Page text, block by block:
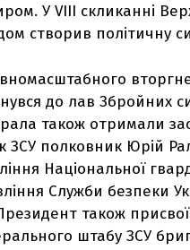
У VIII скликанні
створив політичну
до лав Збройних
також отримали
ЗСУ полковник Юрій
Національної
Служби безпеки
також
штабу ЗСУ